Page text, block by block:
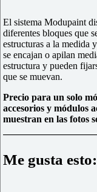
El sistema Modupaint
diferentes bloques que
estructuras a la medida
se encajan o apilan
estructura y pueden
que se muevan.
Precio para un solo
accesorios y módulos
muestran en las fotos
Me gusta esto: